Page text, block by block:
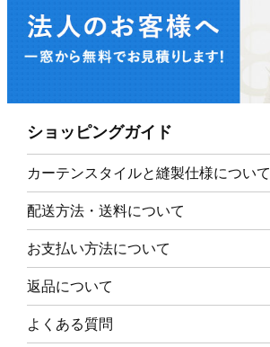
ショッピングガイド
カーテンスタイルと縫製仕様について
配送方法・送料について
お支払い方法について
返品について
よくある質問